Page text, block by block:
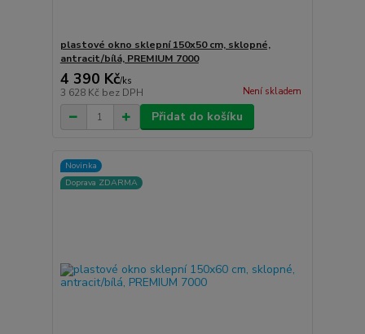
plastové okno sklepní 150x50 cm, sklopné,
antracit/bílá, PREMIUM 7000
4 390 Kč/ks
3 628 Kč bez DPH Není skladem
Přidat do košíku
Novinka
Doprava ZDARMA